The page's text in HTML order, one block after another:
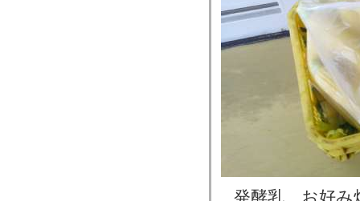
発酵乳 お好み